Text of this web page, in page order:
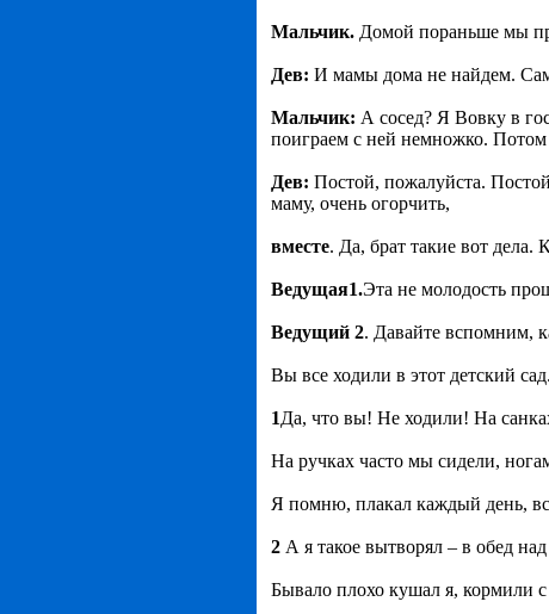
Мальчик. Домой пораньше мы
Дев: И мамы дома не найдем.
Мальчик: А сосед? Я Вовку в
поиграем с ней немножко. Потом
Дев: Постой, пожалуйста.
маму, очень огорчить,
вместе. Да, брат такие вот дела.
Ведущая1.Эта не молодость
Ведущий 2. Давайте вспомним,
Вы все ходили в этот детский
1Да, что вы! Не ходили! На
На ручках часто мы сидели,
Я помню, плакал каждый день,
2 А я такое вытворял – в обед
Бывало плохо кушал я, кормили